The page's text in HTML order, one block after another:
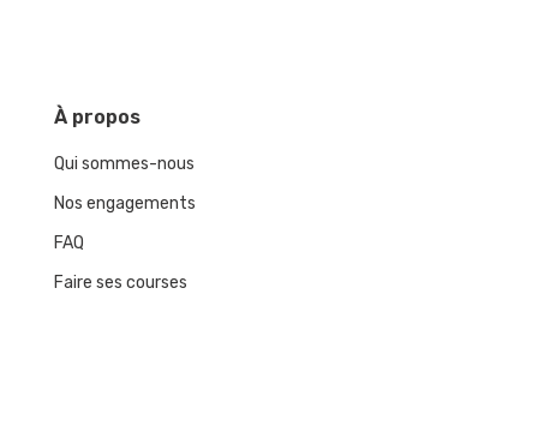
Àpropos
Qui sommes-nous
Nos engagements
FAQ
Faire ses courses